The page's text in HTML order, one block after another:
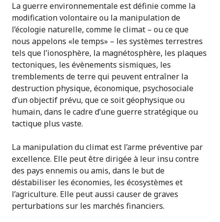
La guerre environnementale est définie comme la
modification volontaire ou la manipulation de
l’écologie naturelle, comme le climat – ou ce que
nous appelons «le temps» – les systèmes terrestres
tels que l’ionosphère, la magnétosphère, les plaques
tectoniques, les évènements sismiques, les
tremblements de terre qui peuvent entraîner la
destruction physique, économique, psychosociale
d’un objectif prévu, que ce soit géophysique ou
humain, dans le cadre d’une guerre stratégique ou
tactique plus vaste.
La manipulation du climat est l’arme préventive par
excellence. Elle peut être dirigée à leur insu contre
des pays ennemis ou amis, dans le but de
déstabiliser les économies, les écosystèmes et
l’agriculture. Elle peut aussi causer de graves
perturbations sur les marchés financiers.